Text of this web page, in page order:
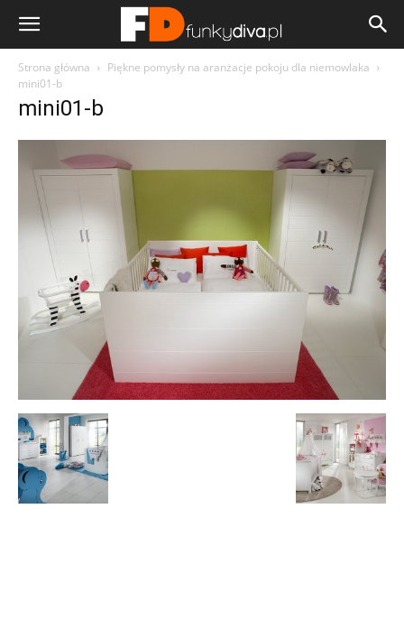
Strona główna
Piękne pomysły na aranżacje pokoju dla niemowlaka
mini01-b
mini01-b